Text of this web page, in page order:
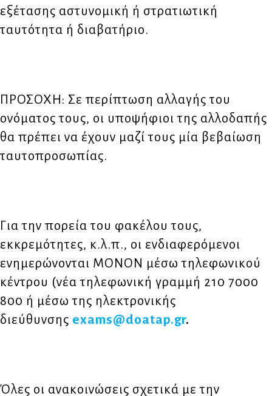
εξέτασης αστυνομική ή στρατιωτική
ταυτότητα ή διαβατήριο.
ΠΡΟΣΟΧΗ: Σε περίπτωση αλλαγής του
ονόματος τους, οι υποψήφιοι της αλλοδαπής
θα πρέπει να έχουν μαζί τους μία βεβαίωση
ταυτοπροσωπίας.
Για την πορεία του φακέλου τους,
εκκρεμότητες, κ.λ.π., οι ενδιαφερόμενοι
ενημερώνονται ΜΟΝΟΝ μέσω τηλεφωνικού
κέντρου (νέα τηλεφωνική γραμμή 210 7000
800 ή μέσω της ηλεκτρονικής
διεύθυνσης exams@doatap.gr.
Όλες οι ανακοινώσεις σχετικά με την